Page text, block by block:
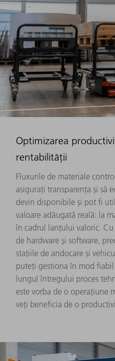
Optimizarea
rentabilității
Fluxurile de materiale
asigurați transparența și să
devin disponibile și pot fi
valoare adăugată reală: la
în cadrul lanțului valoric.
de hardware și software,
stațiile de andocare și
puteți gestiona în mod
lungul întregului proces
este vorba de o operațiune
veți beneficia de o